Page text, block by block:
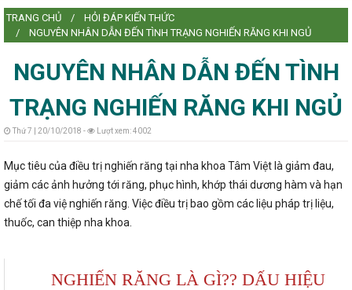
TRANG CHỦ
HỎI ĐÁP KIẾN THỨC
NGUYÊN NHÂN DẪN ĐẾN TÌNH TRẠNG NGHIẾN RĂNG KHI NGỦ
NGUYÊN NHÂN DẪN ĐẾN TÌNH
TRẠNG NGHIẾN RĂNG KHI NGỦ
Thứ 7 | 20/10/2018 - Lượt xem: 4002
Mục tiêu của điều trị nghiến răng tại nha khoa Tâm Việt là giảm đau,
giảm các ảnh hưởng tới răng, phục hình, khớp thái dương hàm và hạn
chế tối đa việ nghiến răng. Việc điều trị bao gồm các liệu pháp trị liệu,
thuốc, can thiệp nha khoa.
NGHIẾN RĂNG LÀ GÌ?? DẤU HIỆU